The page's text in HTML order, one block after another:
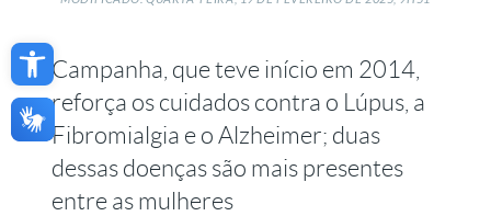
Open toolbar
Campanha, que teve início em 2014,
reforça os cuidados contra o Lúpus, a
Fibromialgia e o Alzheimer; duas
dessas doenças são mais presentes
entre as mulheres